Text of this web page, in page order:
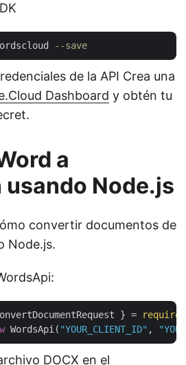
--save
de la API Crea una
Dashboard y obtén tu
a
Node.js
convertir documentos de
Node.js.
} = require
WordsApi( "YOUR_CLIENT_ID" ,
DOCX en el